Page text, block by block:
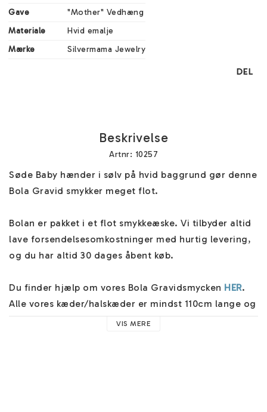
Gave
"Mother" Vedhæng
Materiale
Hvid emalje
Mærke
Silvermama Jewelry
DEL
Beskrivelse
Artnr: 10257
Søde Baby hænder i sølv på hvid baggrund gør denne
Bola Gravid smykker meget flot.
Bolan er pakket i et flot smykkeæske. Vi tilbyder altid
lave forsendelsesomkostninger med hurtig levering,
og du har altid 30 dages åbent køb.
Du finder hjælp om vores Bola Gravidsmycken HER.
Alle vores kæder/halskæder er mindst 110cm lange og
du finder flere kæder i forskellige materialer HÄR.
VIS MERE